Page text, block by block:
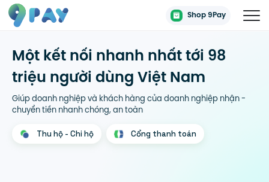
Shop 9Pay
Một kết nối nhanh nhất tới 98
triệu người dùng Việt Nam
Giúp doanh nghiệp và khách hàng của doanh nghiệp nhận -
chuyển tiền nhanh chóng, an toàn
Thu hộ - Chi hộ Cổng thanh toán